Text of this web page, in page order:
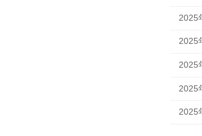
2025
2025
2025
2025
2025